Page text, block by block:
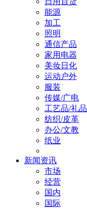
能源
加工
照明
通信产品
家用电器
美妆日化
运动户外
服装
传媒/广电
工艺品/礼品
纺织/皮革
办公/文教
纸业
新闻资讯
市场
经营
国内
国际